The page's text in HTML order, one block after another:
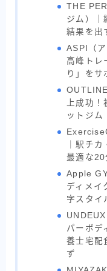
THE
ジム）｜
結果を出
ASPI（
高峰トレ
り」をサ
上成功
ットジム
｜駅チ
最適な20
Apple
ディメイ
字スタイ
パーボデ
養士宅配
ず